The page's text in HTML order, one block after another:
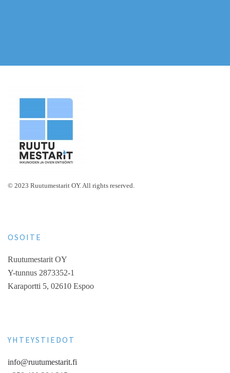
© 2023 Ruutumestarit OY. All rights reserved.
OSOITE
Ruutumestarit OY
Y-tunnus 2873352-1
Karaportti 5, 02610 Espoo
YHTEYSTIEDOT
info@ruutumestarit.fi